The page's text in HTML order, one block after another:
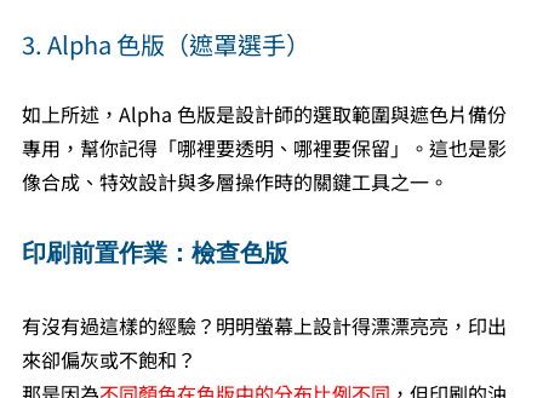
3. Alpha 色版（遮罩選手）
如上所述，Alpha 色版是設計師的選取範圍與遮色片備份
專用，幫你記得「哪裡要透明、哪裡要保留」。這也是影
像合成、特效設計與多層操作時的關鍵工具之一。
印刷前置作業：檢查色版
有沒有過這樣的經驗？明明螢幕上設計得漂漂亮亮，印出
來卻偏灰或不飽和？